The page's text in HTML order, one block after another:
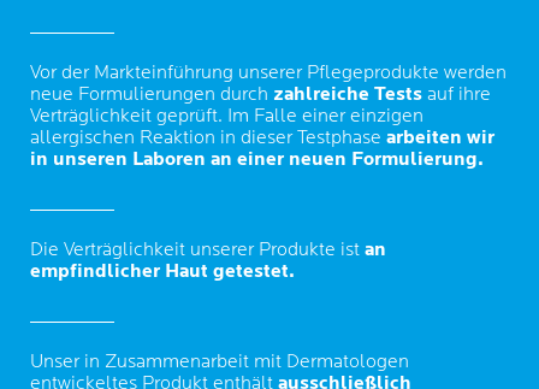
Vor der Markteinführung unserer Pflegeprodukte werden
neue Formulierungen durch zahlreiche Tests auf ihre
Verträglichkeit geprüft. Im Falle einer einzigen
allergischen Reaktion in dieser Testphase arbeiten wir
in unseren Laboren an einer neuen Formulierung.
Die Verträglichkeit unserer Produkte ist an
empfindlicher Haut getestet.
Unser in Zusammenarbeit mit Dermatologen
entwickeltes Produkt enthält ausschließlich